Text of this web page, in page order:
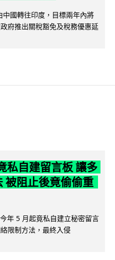
國轉往印度，目標兩年內將
府推出關稅豁免及稅務優惠延
私自建留言板 讓多
被阻止後竟偷偷重
年 5 月起竟私自建立秘密留言
限制方法，最終入侵